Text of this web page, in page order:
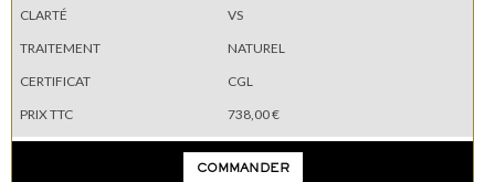
CLARTÉ
VS
TRAITEMENT
NATUREL
CERTIFICAT
CGL
PRIX TTC
738,00 €
COMMANDER